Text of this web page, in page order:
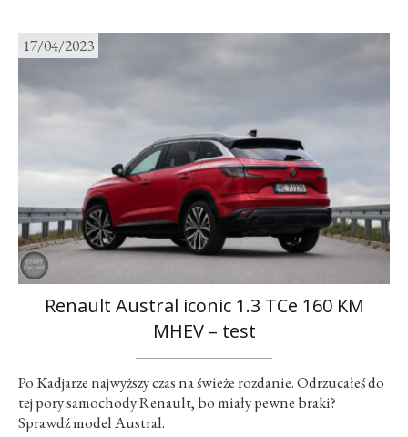
17/04/2023
Renault Austral iconic 1.3 TCe 160 KM
MHEV – test
Po Kadjarze najwyższy czas na świeże rozdanie. Odrzucałeś do
tej pory samochody Renault, bo miały pewne braki?
Sprawdź model Austral.